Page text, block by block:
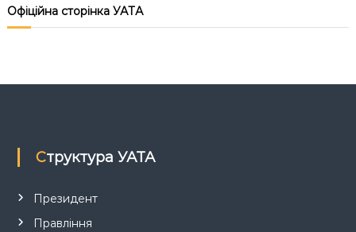
я
и
с
Офіційна сторінка УАТА
Структура УАТА
Президент
Правління